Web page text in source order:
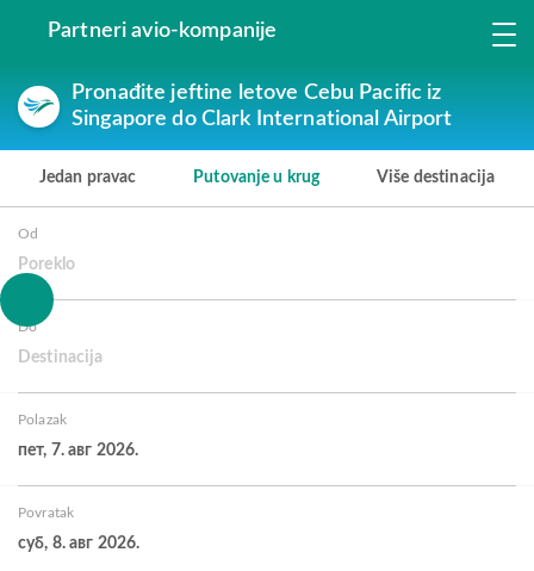
Partneri avio-kompanije
Pronađite jeftine letove Cebu Pacific iz
Singapore do Clark International Airport
Jedan pravac Putovanje u krug Više destinacija
Od
Poreklo
Do
Destinacija
Polazak
пет, 7. авг 2026.
Povratak
суб, 8. авг 2026.